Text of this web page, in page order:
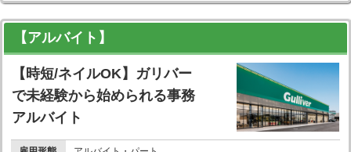
【アルバイト】
【時短/ネイルOK】ガリバー
で未経験から始められる事務
アルバイト